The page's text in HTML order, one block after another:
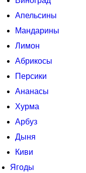
Апельсины
Мандарины
Лимон
Абрикосы
Персики
Ананасы
Хурма
Арбуз
Дыня
Киви
Ягоды